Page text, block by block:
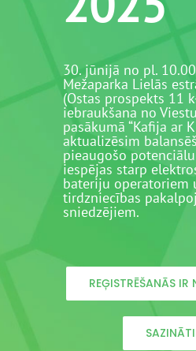
30. jūnijā no pl.
Mežaparka Lielās
(Ostas prospekts 11
iebraukšana no
pasākumā “Kafija ar
aktualizēsim
pieaugošo
iespējas starp
bateriju operatoriem
tirdzniecības
sniedzējiem.
REĢISTRĒŠANĀS IR